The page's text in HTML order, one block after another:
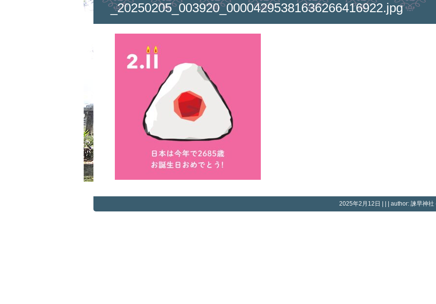
_20250205_003920_00004295381636266416922.jpg
2025年2月12日 | | | author: 諫早神社